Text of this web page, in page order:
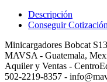
Descripción
Conseguir Cotización
Minicargadores Bobcat
MAVSA - Guatemala,
Aquiler y Ventas -
502-2219-8357 -